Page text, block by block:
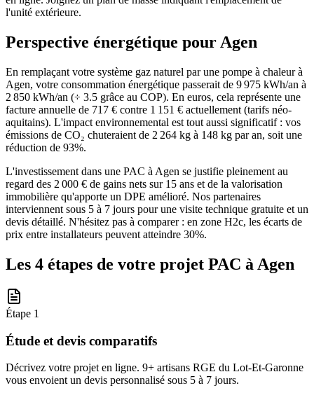
l'unité extérieure.
Perspective énergétique pour Agen
En remplaçant votre système gaz naturel par une pompe à chaleur à
Agen, votre consommation énergétique passerait de 9 975 kWh/an à
2 850 kWh/an (÷ 3.5 grâce au COP). En euros, cela représente une
facture annuelle de 717 € contre 1 151 € actuellement (tarifs néo-
aquitains). L'impact environnemental est tout aussi significatif : vos
émissions de CO₂ chuteraient de 2 264 kg à 148 kg par an, soit une
réduction de 93%.
L'investissement dans une PAC à Agen se justifie pleinement au
regard des 2 000 € de gains nets sur 15 ans et de la valorisation
immobilière qu'apporte un DPE amélioré. Nos partenaires
interviennent sous 5 à 7 jours pour une visite technique gratuite et un
devis détaillé. N'hésitez pas à comparer : en zone H2c, les écarts de
prix entre installateurs peuvent atteindre 30%.
Les 4 étapes de votre projet PAC à Agen
Étape 1
Étude et devis comparatifs
Décrivez votre projet en ligne. 9+ artisans RGE du Lot-Et-Garonne
vous envoient un devis personnalisé sous 5 à 7 jours.